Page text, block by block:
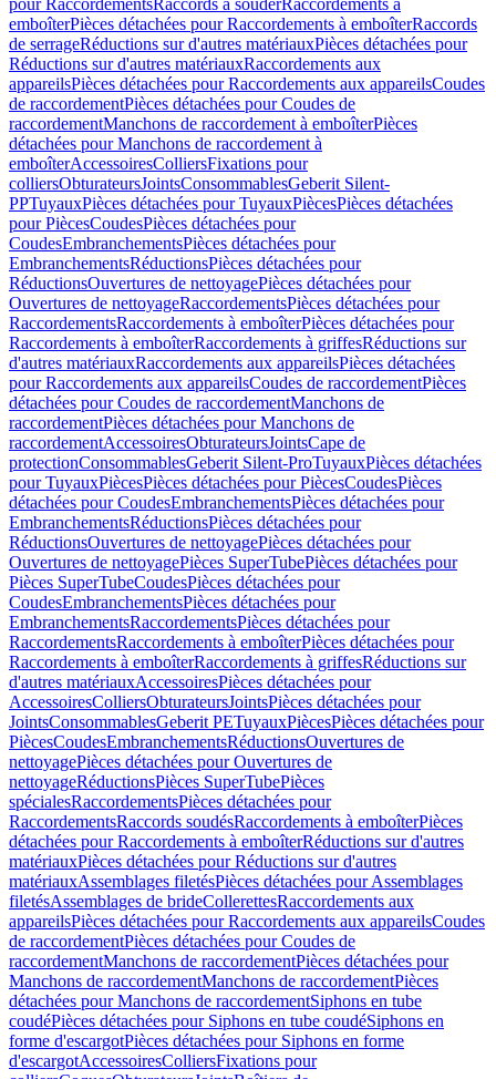
pour RaccordementsRaccords à souderRaccordements à
emboîterPièces détachées pour Raccordements à emboîterRaccords
de serrageRéductions sur d'autres matériauxPièces détachées pour
Réductions sur d'autres matériauxRaccordements aux
appareilsPièces détachées pour Raccordements aux appareilsCoudes
de raccordementPièces détachées pour Coudes de
raccordementManchons de raccordement à emboîterPièces
détachées pour Manchons de raccordement à
emboîterAccessoiresColliersFixations pour
colliersObturateursJointsConsommablesGeberit Silent-
PPTuyauxPièces détachées pour TuyauxPiècesPièces détachées
pour PiècesCoudesPièces détachées pour
CoudesEmbranchementsPièces détachées pour
EmbranchementsRéductionsPièces détachées pour
RéductionsOuvertures de nettoyagePièces détachées pour
Ouvertures de nettoyageRaccordementsPièces détachées pour
RaccordementsRaccordements à emboîterPièces détachées pour
Raccordements à emboîterRaccordements à griffesRéductions sur
d'autres matériauxRaccordements aux appareilsPièces détachées
pour Raccordements aux appareilsCoudes de raccordementPièces
détachées pour Coudes de raccordementManchons de
raccordementPièces détachées pour Manchons de
raccordementAccessoiresObturateursJointsCape de
protectionConsommablesGeberit Silent-ProTuyauxPièces détachées
pour TuyauxPiècesPièces détachées pour PiècesCoudesPièces
détachées pour CoudesEmbranchementsPièces détachées pour
EmbranchementsRéductionsPièces détachées pour
RéductionsOuvertures de nettoyagePièces détachées pour
Ouvertures de nettoyagePièces SuperTubePièces détachées pour
Pièces SuperTubeCoudesPièces détachées pour
CoudesEmbranchementsPièces détachées pour
EmbranchementsRaccordementsPièces détachées pour
RaccordementsRaccordements à emboîterPièces détachées pour
Raccordements à emboîterRaccordements à griffesRéductions sur
d'autres matériauxAccessoiresPièces détachées pour
AccessoiresColliersObturateursJointsPièces détachées pour
JointsConsommablesGeberit PETuyauxPiècesPièces détachées pour
PiècesCoudesEmbranchementsRéductionsOuvertures de
nettoyagePièces détachées pour Ouvertures de
nettoyageRéductionsPièces SuperTubePièces
spécialesRaccordementsPièces détachées pour
RaccordementsRaccords soudésRaccordements à emboîterPièces
détachées pour Raccordements à emboîterRéductions sur d'autres
matériauxPièces détachées pour Réductions sur d'autres
matériauxAssemblages filetésPièces détachées pour Assemblages
filetésAssemblages de brideCollerettesRaccordements aux
appareilsPièces détachées pour Raccordements aux appareilsCoudes
de raccordementPièces détachées pour Coudes de
raccordementManchons de raccordementPièces détachées pour
Manchons de raccordementManchons de raccordementPièces
détachées pour Manchons de raccordementSiphons en tube
coudéPièces détachées pour Siphons en tube coudéSiphons en
forme d'escargotPièces détachées pour Siphons en forme
d'escargotAccessoiresColliersFixations pour